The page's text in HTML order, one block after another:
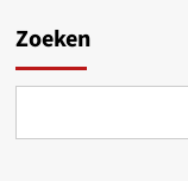
Zoeken